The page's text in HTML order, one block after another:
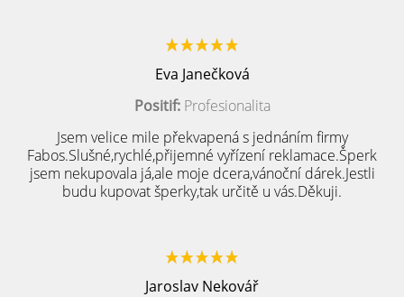
Eva Janečková
Positif:Profesionalita
Jsem velice mile překvapená s jednáním firmy
Fabos.Slušné,rychlé,přijemné vyřízení reklamace.Šperk
jsem nekupovala já,ale moje dcera,vánoční dárek.Jestli
budu kupovat šperky,tak určitě u vás.Děkuji.
Jaroslav Nekovář